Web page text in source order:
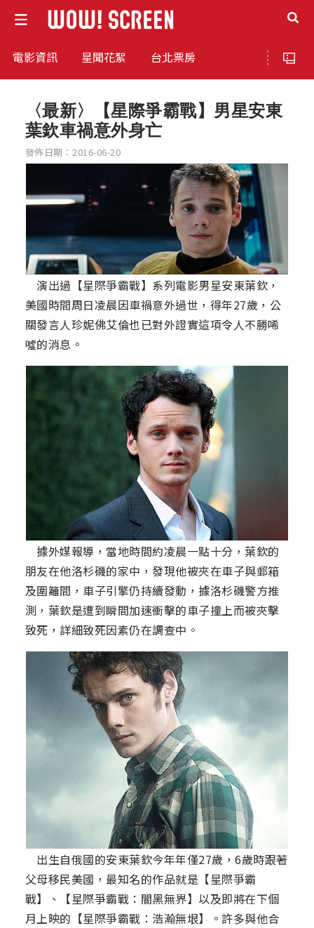
電影資訊 星聞花絮 台北票房
〈最新〉【星際爭霸戰】男星安東
葉欽車禍意外身亡
發佈日期：2016-06-20
演出過【星際爭霸戰】系列電影男星安東葉欽，
美國時間周日凌晨因車禍意外過世，得年27歲，公
關發言人珍妮佛艾倫也已對外證實這項令人不勝唏
噓的消息。
據外媒報導，當地時間約凌晨一點十分，葉欽的
朋友在他洛杉磯的家中，發現他被夾在車子與郵箱
及圍籬間，車子引擎仍持續發動，據洛杉磯警方推
測，葉欽是遭到瞬間加速衝擊的車子撞上而被夾擊
致死，詳細致死因素仍在調查中。
出生自俄國的安東葉欽今年年僅27歲，6歲時跟著
父母移民美國，最知名的作品就是【星際爭霸
戰】、【星際爭霸戰：闇黑無界】以及即將在下個
月上映的【星際爭霸戰：浩瀚無垠】。許多與他合